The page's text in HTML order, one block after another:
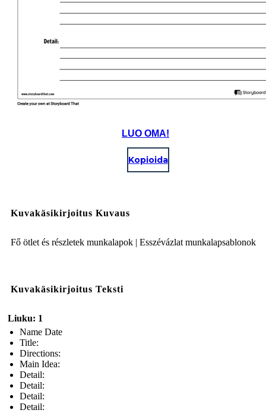
LUO OMA!
Kopioida
Kuvakäsikirjoitus Kuvaus
Fő ötlet és részletek munkalapok | Esszévázlat munkalapsablonok
Kuvakäsikirjoitus Teksti
Liuku: 1
Name Date
Title:
Directions:
Main Idea:
Detail:
Detail:
Detail:
Detail: